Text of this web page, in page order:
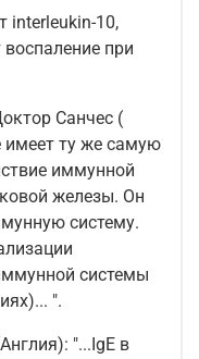
interleukin-10,
при
Санчес (
имеет ту же самую
иммунной
железы. Он
систему.
системы
".
"...IgE в